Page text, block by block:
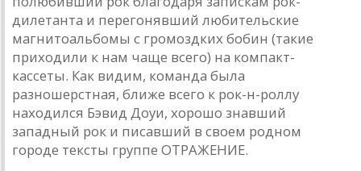
дилетанта и перегонявший люби­тельские
магнитоальбомы с громоздких бобин (такие
приходи­ли к нам чаще всего) на компакт-
кассеты. Как видим, коман­да была
разношерстная, ближе всего к рок-н-роллу
находился Бэвид Доуи, хорошо знавший
западный рок и писавший в сво­ем родном
городе тексты группе ОТРАЖЕНИЕ.